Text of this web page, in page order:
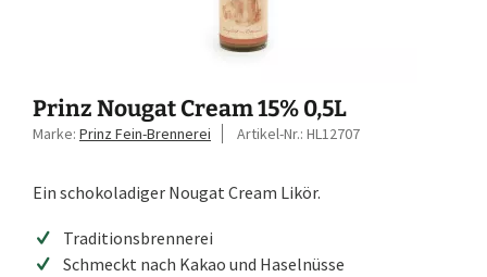
Prinz Nougat Cream 15% 0,5L
Marke: Prinz Fein-Brennerei Artikel-Nr.: HL12707
Ein schokoladiger Nougat Cream Likör.
Traditionsbrennerei
Schmeckt nach Kakao und Haselnüsse